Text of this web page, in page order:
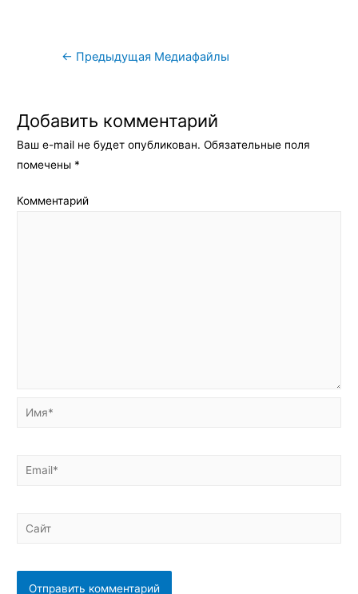
Навигация
← Предыдущая Медиафайлы
Добавить комментарий
Ваш e-mail не будет опубликован. Обязательные поля
помечены *
Комментарий
Имя*
Email*
Сайт